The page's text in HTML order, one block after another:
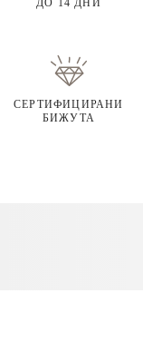
ДО 14 ДНИ
СЕРТИФИЦИРАНИ
БИЖУТА